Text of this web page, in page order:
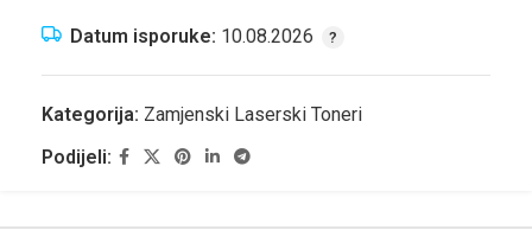
Datum isporuke: 10.08.2026
Kategorija: Zamjenski Laserski Toneri
Podijeli: